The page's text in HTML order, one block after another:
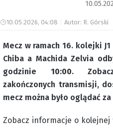
10.05.2026, 04:08 Autor: R. Górski
Mecz w ramach 16. kolejki
Chiba a Machida Zelvia
godzinie 10:00.
zakończonych transmisji,
mecz można było oglądać
Zobacz informacje o kolejnej